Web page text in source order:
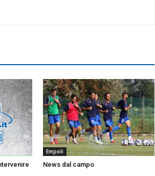
Empoli
News dal campo